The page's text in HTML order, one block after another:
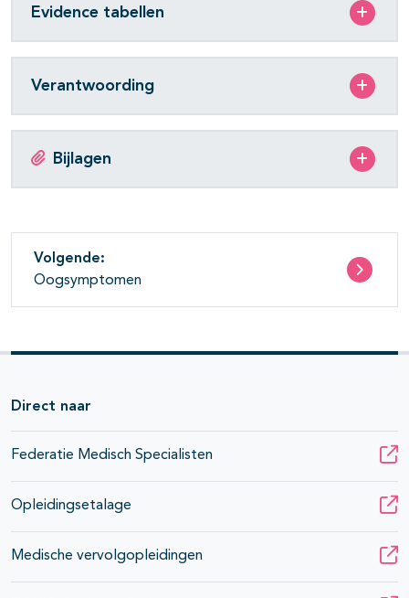
Evidence tabellen
Verantwoording
Bijlagen
Volgende:
Oogsymptomen
Direct naar
Federatie Medisch Specialisten
Opleidingsetalage
Medische vervolgopleidingen